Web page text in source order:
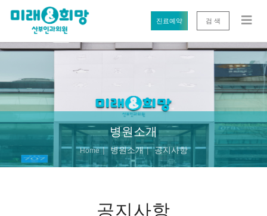
진료예약 검 색
병원소개
Home 병원소개 공지사항
공지사항